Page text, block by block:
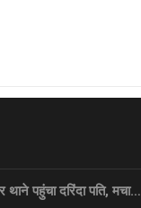
थाने पहुंचा दरिंदा पति, मचा…